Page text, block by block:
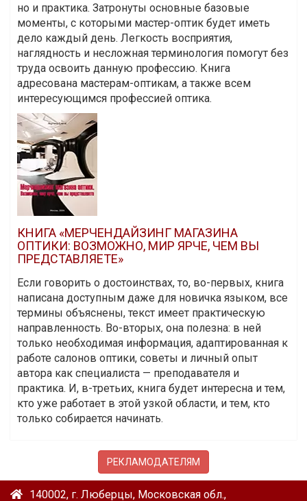
но и практика. Затронуты основные базовые
моменты, с которыми мастер-оптик будет иметь
дело каждый день. Легкость восприятия,
наглядность и несложная терминология помогут без
труда освоить данную профессию. Книга
адресована мастерам-оптикам, а также всем
интересующимся профессией оптика.
КНИГА «МЕРЧЕНДАЙЗИНГ МАГАЗИНА
ОПТИКИ: ВОЗМОЖНО, МИР ЯРЧЕ, ЧЕМ ВЫ
ПРЕДСТАВЛЯЕТЕ»
Если говорить о достоинствах, то, во-первых, книга
написана доступным даже для новичка языком, все
термины объяснены, текст имеет практическую
направленность. Во-вторых, она полезна: в ней
только необходимая информация, адаптированная к
работе салонов оптики, советы и личный опыт
автора как специалиста — преподавателя и
практика. И, в-третьих, книга будет интересна и тем,
кто уже работает в этой узкой области, и тем, кто
только собирается начинать.
РЕКЛАМОДАТЕЛЯМ
140002, г. Люберцы, Московская обл.,